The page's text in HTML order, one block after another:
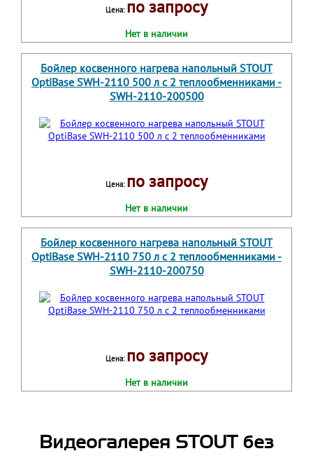
Цена: по запросу
Нет в наличии
Бойлер косвенного нагрева напольный STOUT
OptiBase SWH-2110 500 л с 2 теплообменниками -
SWH-2110-200500
Цена: по запросу
Нет в наличии
Бойлер косвенного нагрева напольный STOUT
OptiBase SWH-2110 750 л с 2 теплообменниками -
SWH-2110-200750
Цена: по запросу
Нет в наличии
Видеогалерея STOUT без